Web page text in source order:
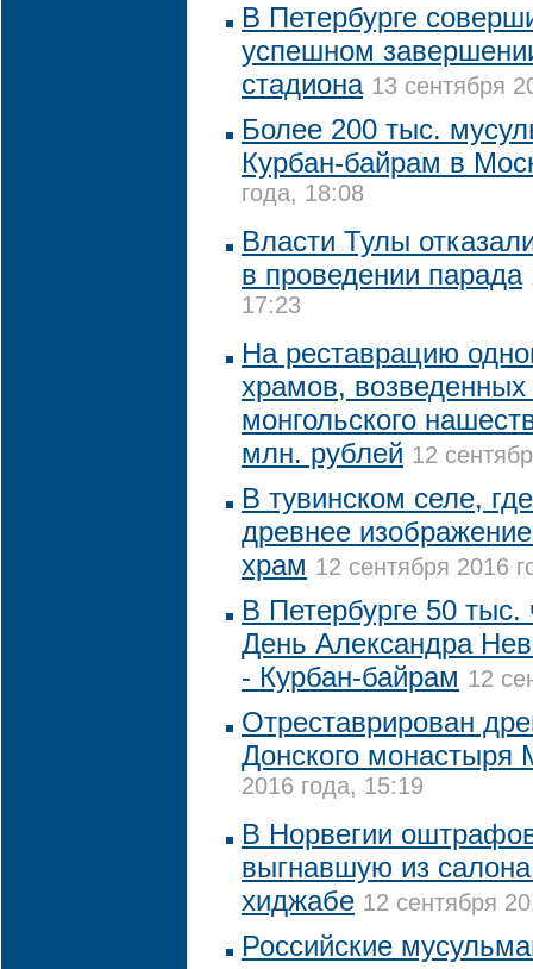
В Петербурге
успешном
стадиона 13 сентября
Более 200 тыс.
Курбан-байрам в
года, 18:08
Власти Тулы
в проведении парада
17:23
На реставрацию
храмов, возведенных
монгольского
млн. рублей 12
В тувинском селе,
древнее
храм 12 сентября 2016
В Петербурге 50 тыс.
День Александра
- Курбан-байрам 12
Отреставрирован
Донского
2016 года, 15:19
В Норвегии
выгнавшую из
хиджабе 12 сентября
Российские